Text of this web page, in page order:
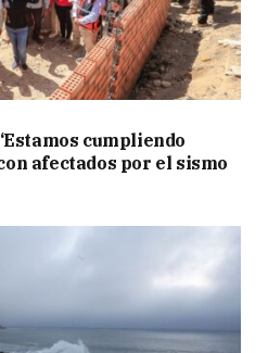
cumpliendo
afectados por el sismo